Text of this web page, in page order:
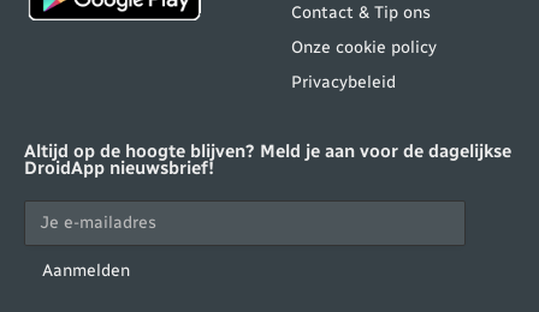
Contact & Tip ons
Onze cookie policy
Privacybeleid
Altijd op de hoogte blijven? Meld je aan voor de dagelijkse
DroidApp nieuwsbrief!
Aanmelden